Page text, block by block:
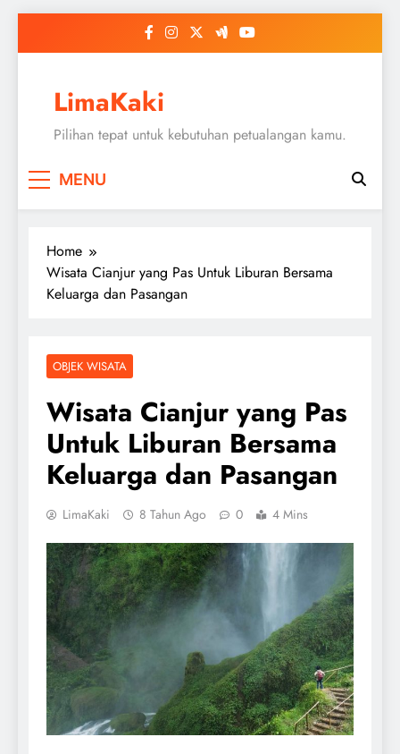
LimaKaki
Pilihan tepat untuk kebutuhan petualangan kamu.
MENU
Home
Wisata Cianjur yang Pas Untuk Liburan Bersama
Keluarga dan Pasangan
OBJEK WISATA
Wisata Cianjur yang Pas
Untuk Liburan Bersama
Keluarga dan Pasangan
LimaKaki 8 Tahun Ago 0 4 Mins